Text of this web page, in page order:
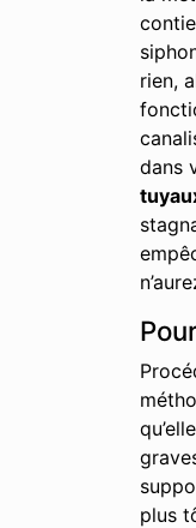
rien,
dans
plus